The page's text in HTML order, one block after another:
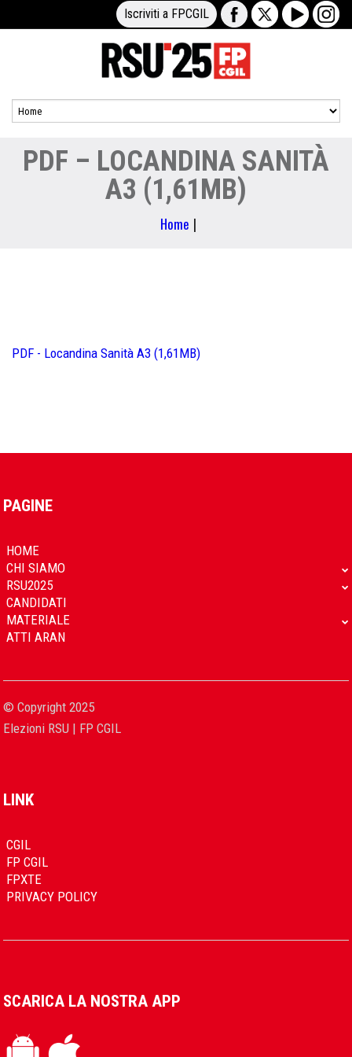
Iscriviti a FPCGIL
PDF – LOCANDINA SANITÀ
A3 (1,61MB)
Home |
PDF - Locandina Sanità A3 (1,61MB)
PAGINE
HOME
CHI SIAMO
RSU2025
CANDIDATI
MATERIALE
ATTI ARAN
© Copyright 2025
Elezioni RSU | FP CGIL
LINK
CGIL
FP CGIL
FPXTE
PRIVACY POLICY
SCARICA LA NOSTRA APP